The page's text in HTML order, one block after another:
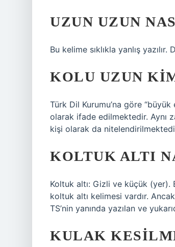
UZUN UZUN
Bu kelime sıklıkla yanlış
KOLU UZUN
Türk Dil Kurumu’na göre
olarak ifade edilmektedir. Aynı
kişi olarak da
KOLTUK ALTI
Koltuk altı: Gizli ve küçük (yer).
koltuk altı kelimesi vardır.
TS’nin yanında yazılan ve
KULAK